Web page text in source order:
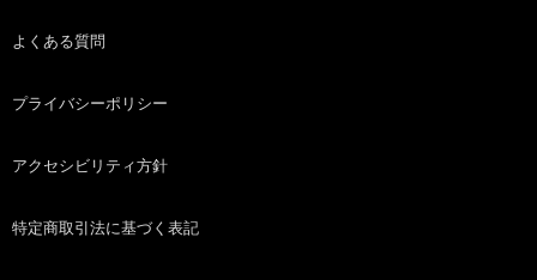
よくある質問
プライバシーポリシー
アクセシビリティ方針
特定商取引法に基づく表記